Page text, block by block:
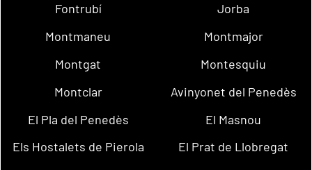
Fontrubí
Jorba
Montmaneu
Montmajor
Montgat
Montesquiu
Montclar
Avinyonet del Penedès
El Pla del Penedès
El Masnou
Els Hostalets de Pierola
El Prat de Llobregat